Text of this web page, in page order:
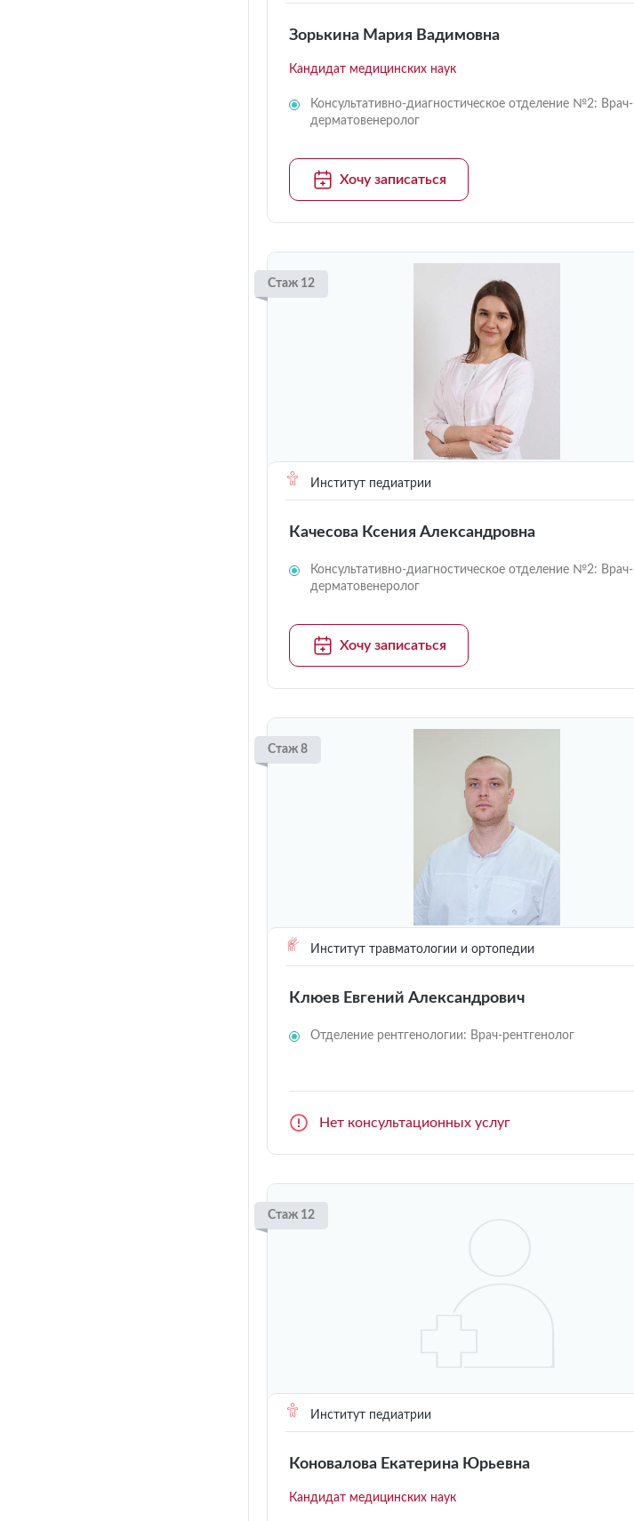
Зорькина Мария Вадимовна
Кандидат медицинских наук
Консультативно-диагностическое отделение №2: Врач-
дерматовенеролог
Хочу записаться
Стаж 12
Институт педиатрии
Качесова Ксения Александровна
Консультативно-диагностическое отделение №2: Врач-
дерматовенеролог
Хочу записаться
Стаж 8
Институт травматологии и ортопедии
Клюев Евгений Александрович
Отделение рентгенологии: Врач-рентгенолог
Нет консультационных услуг
Стаж 12
Институт педиатрии
Коновалова Екатерина Юрьевна
Кандидат медицинских наук